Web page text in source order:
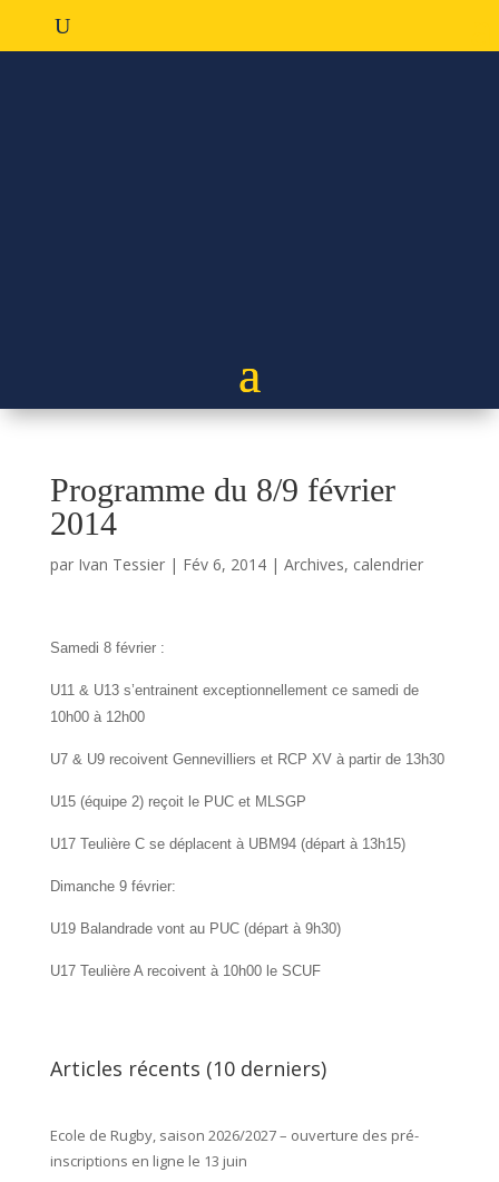
Programme du 8/9 février
2014
par Ivan Tessier| Fév 6, 2014| Archives, calendrier
Samedi 8 février :
U11 & U13 s’entrainent exceptionnellement ce samedi de
10h00 à 12h00
U7 & U9 recoivent Gennevilliers et RCP XV à partir de 13h30
U15 (équipe 2) reçoit le PUC et MLSGP
U17 Teulière C se déplacent à UBM94 (départ à 13h15)
Dimanche 9 février:
U19 Balandrade vont au PUC (départ à 9h30)
U17 Teulière A recoivent à 10h00 le SCUF
Articles récents (10 derniers)
Ecole de Rugby, saison 2026/2027 – ouverture des pré-
inscriptions en ligne le 13 juin